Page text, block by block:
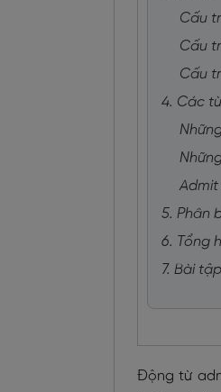
Cấu
Cấu
Cấu
4. Các
Admit
5. Phân
6. Tổng
7. Bài
Động từ